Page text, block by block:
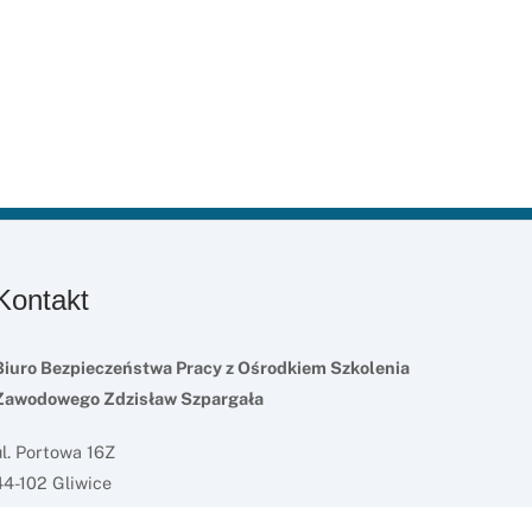
Bezpieczeństwa Pracy z Ośrodkiem Szkolenia
Zdzisław Szpargała
Portowa 16Z
102 Gliwice